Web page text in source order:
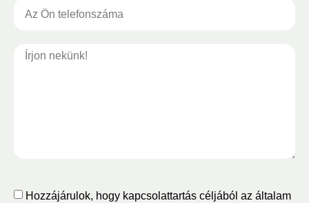
Hozzájárulok, hogy kapcsolattartás céljából az általam